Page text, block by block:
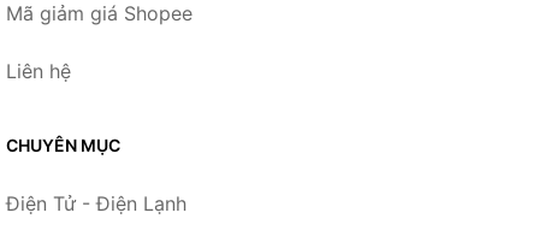
Mã giảm giá Shopee
Liên hệ
CHUYÊN MỤC
Điện Tử - Điện Lạnh